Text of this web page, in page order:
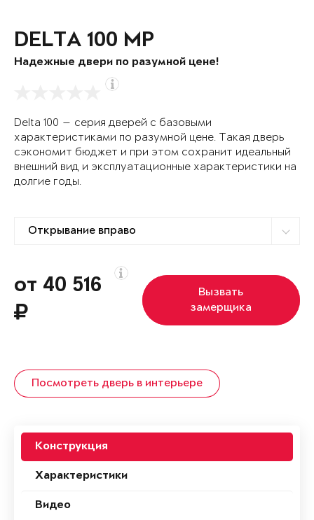
DELTA 100 MP
Надежные двери по разумной цене!
Delta 100 — серия дверей с базовыми
характеристиками по разумной цене. Такая дверь
сэкономит бюджет и при этом сохранит идеальный
внешний вид и эксплуатационные характеристики на
долгие годы.
от 40 516
Вызвать
замерщика
Посмотреть дверь в интерьере
Конструкция
Характеристики
Видео